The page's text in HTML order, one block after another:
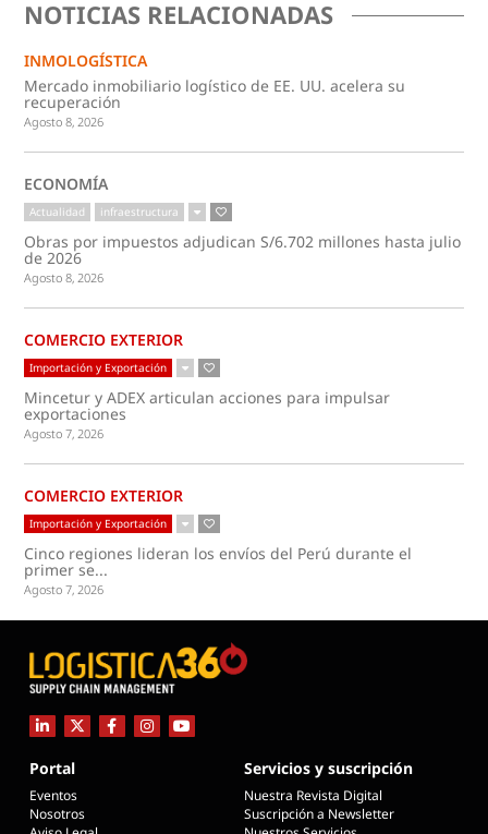
NOTICIAS RELACIONADAS
INMOLOGÍSTICA
Mercado inmobiliario logístico de EE. UU. acelera su
recuperación
Agosto 8, 2026
ECONOMÍA
Actualidad infraestructura
Obras por impuestos adjudican S/6.702 millones hasta julio
de 2026
Agosto 8, 2026
COMERCIO EXTERIOR
Importación y Exportación
Mincetur y ADEX articulan acciones para impulsar
exportaciones
Agosto 7, 2026
COMERCIO EXTERIOR
Importación y Exportación
Cinco regiones lideran los envíos del Perú durante el
primer se...
Agosto 7, 2026
Portal
Eventos
Nosotros
Servicios y suscripción
Nuestra Revista Digital
Suscripción a Newsletter